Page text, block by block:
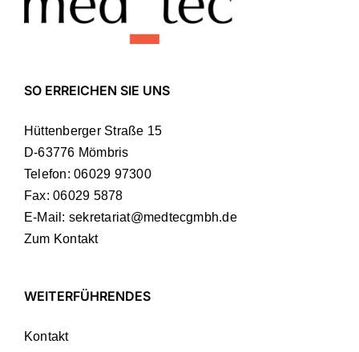
SO ERREICHEN SIE UNS
Hüttenberger Straße 15
D-63776 Mömbris
Telefon:06029 97300
Fax: 06029 5878
E-Mail: sekretariat@medtecgmbh.de
Zum Kontakt
WEITERFÜHRENDES
Kontakt